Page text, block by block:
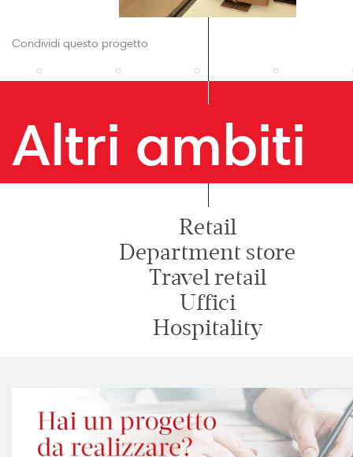
Condividi questo progetto
Altri ambiti
Retail
Department store
Travel retail
Uffici
Hospitality